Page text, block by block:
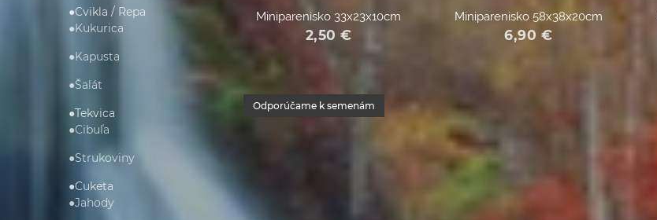
●Cvikla / Repa
●Kukurica
●Kapusta
●Šalát
●Tekvica
●Cibuľa
●Strukoviny
●Cuketa
●Jahody
Miniparenisko 33x23x10cm
2,50 €
Miniparenisko 58x38x20cm
6,90 €
Odporúčame k semenám